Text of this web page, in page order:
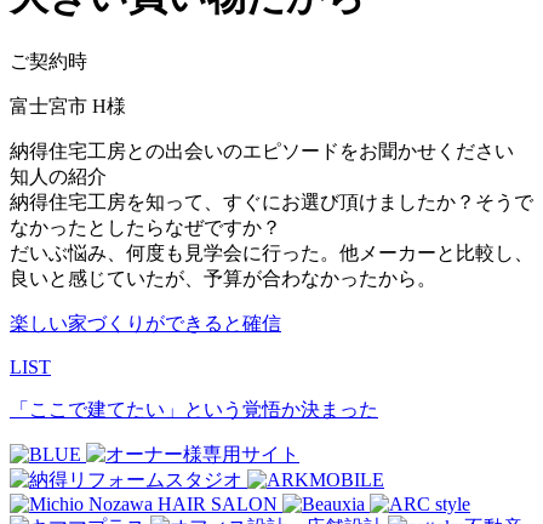
ご契約時
富士宮市 H様
納得住宅工房との出会いのエピソードをお聞かせください
知人の紹介
納得住宅工房を知って、すぐにお選び頂けましたか？そうで
なかったとしたらなぜですか？
だいぶ悩み、何度も見学会に行った。他メーカーと比較し、
良いと感じていたが、予算が合わなかったから。
楽しい家づくりができると確信
LIST
「ここで建てたい」という覚悟か決まった